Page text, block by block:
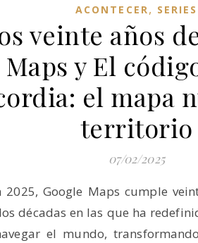
ACONTECER, SERIES
veinte años
Maps y El
el mapa
territorio
07/02/2025
2025, Google Maps cumple
décadas en las que ha
el mundo,